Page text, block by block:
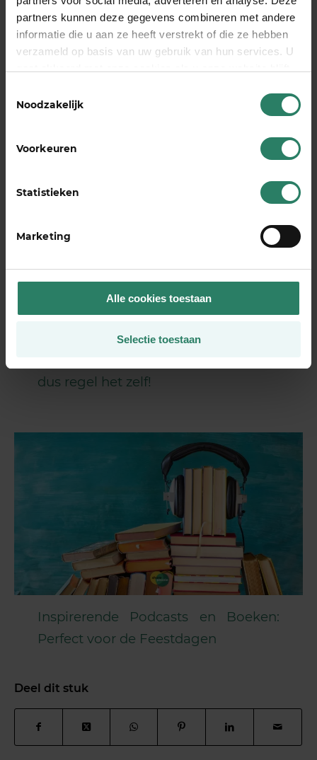
partners kunnen deze gegevens combineren met andere
informatie die u aan ze heeft verstrekt of die ze hebben
verzameld op basis van uw gebruik van hun services. U
Noodzakelijk
Voorkeuren
Statistieken
Marketing
Alle cookies toestaan
Selectie toestaan
daar terecht komt, waar het voor bedoeld is,
en niet in de zakken van tussenpersonen of
managers.Wist je dat meer dan 1.000
bij BrightPensioen regelen?
Lees ook:
dus regel het zelf!
Inspirerende Podcasts en Boeken:
Perfect voor de Feestdagen
Deel dit stuk